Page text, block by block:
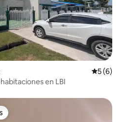
5 (6)
en LBI